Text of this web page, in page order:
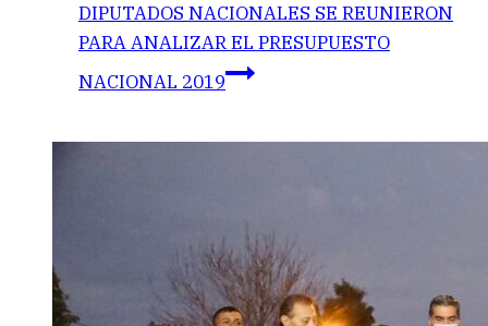
DIPUTADOS NACIONALES SE REUNIERON
PARA ANALIZAR EL PRESUPUESTO
NACIONAL 2019